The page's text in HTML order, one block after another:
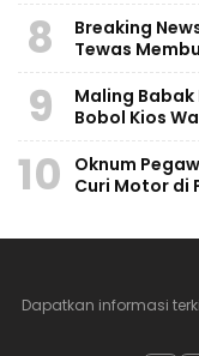
8
Breaking
Tewas
9
Maling
Bobol Kios
10
Oknum
Curi Motor di
Dapatkan informasi